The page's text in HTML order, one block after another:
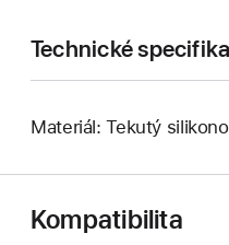
Technické
Materiál: Tekutý
Kompatibilita